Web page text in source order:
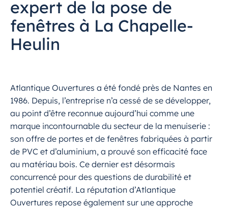
expert de la pose de
fenêtres à La Chapelle-
Heulin
Atlantique Ouvertures a été fondé près de Nantes en
1986. Depuis, l’entreprise n’a cessé de se développer,
au point d’être reconnue aujourd’hui comme une
marque incontournable du secteur de la menuiserie :
son offre de portes et de fenêtres fabriquées à partir
de PVC et d’aluminium, a prouvé son efficacité face
au matériau bois. Ce dernier est désormais
concurrencé pour des questions de durabilité et
potentiel créatif. La réputation d’Atlantique
Ouvertures repose également sur une approche